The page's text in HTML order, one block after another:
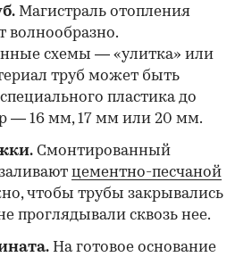
Магистраль отопления
волнообразно.
схемы — «улитка» или
труб может быть
пластика до
— 16 мм, 17 мм или 20 мм.
Смонтированный
цементно-песчаной
чтобы трубы закрывались
проглядывали сквозь нее.
На готовое основание